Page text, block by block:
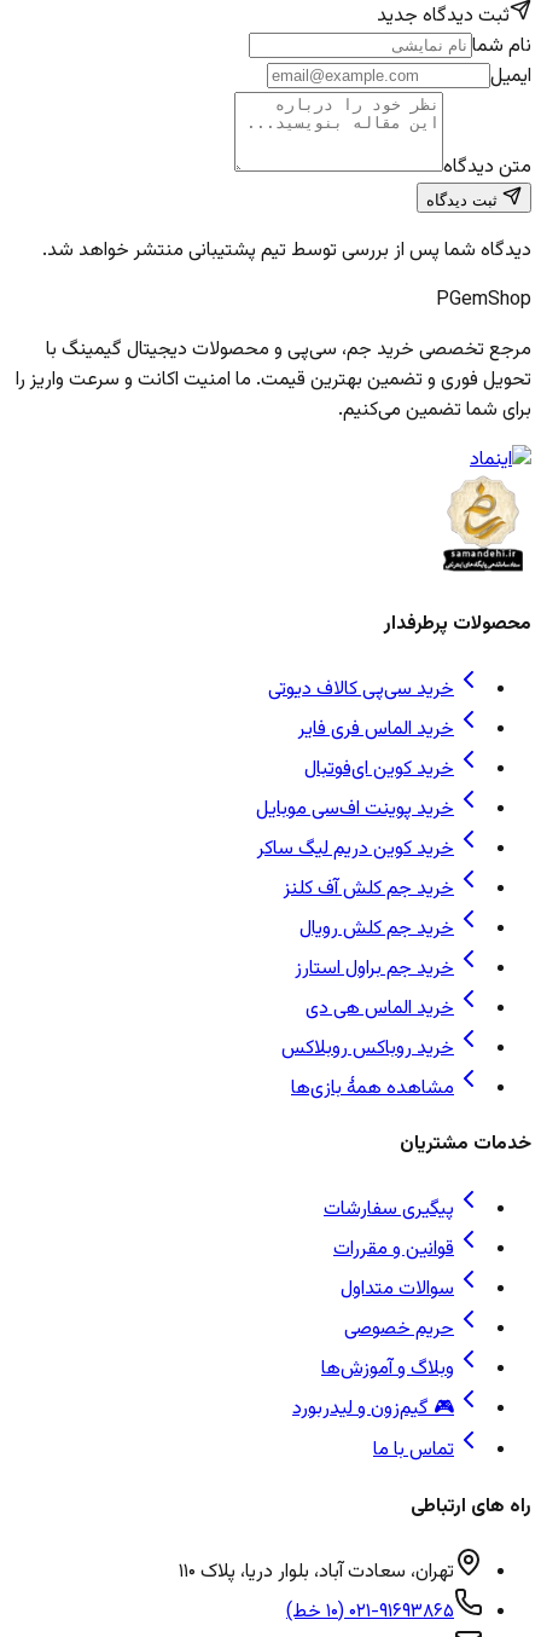
ثبت دیدگاه جدید
نام شما
ایمیل
متن دیدگاه
ثبت دیدگاه
دیدگاه شما پس از بررسی توسط تیم پشتیبانی منتشر خواهد شد.
PGemShop
مرجع تخصصی خرید جم، سی‌پی و محصولات دیجیتال گیمینگ با
تحویل فوری و تضمین بهترین قیمت. ما امنیت اکانت و سرعت واریز را
برای شما تضمین می‌کنیم.
محصولات پرطرفدار
خرید سی‌پی کالاف دیوتی
خرید الماس فری فایر
خرید کوین ای‌فوتبال
خرید پوینت اف‌سی موبایل
خرید کوین دریم لیگ ساکر
خرید جم کلش آف کلنز
خرید جم کلش رویال
خرید جم براول استارز
خرید الماس هی دی
خرید روباکس روبلاکس
مشاهده همهٔ بازی‌ها
خدمات مشتریان
پیگیری سفارشات
قوانین و مقررات
سوالات متداول
حریم خصوصی
وبلاگ و آموزش‌ها
🎮 گیم‌زون و لیدربورد
تماس با ما
راه های ارتباطی
تهران، سعادت آباد، بلوار دریا، پلاک ۱۱۰
۰۲۱-۹۱۶۹۳۸۶۵ (۱۰ خط)